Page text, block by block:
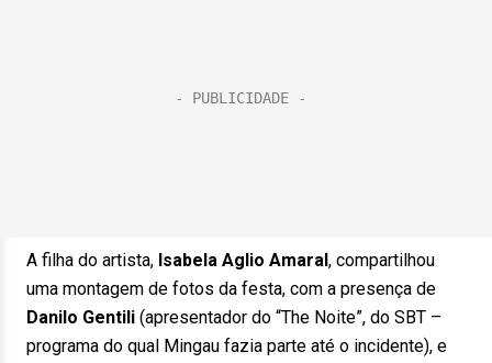
A filha do artista, Isabela Aglio Amaral, compartilhou
uma montagem de fotos da festa, com a presença de
Danilo Gentili (apresentador do “The Noite”, do SBT –
programa do qual Mingau fazia parte até o incidente), e